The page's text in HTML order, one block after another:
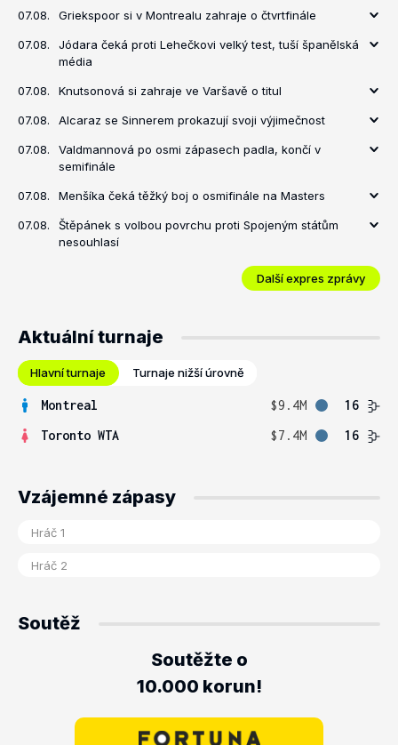
07.08. Griekspoor si v Montrealu zahraje o čtvrtfinále
07.08.
Jódara čeká proti Lehečkovi velký test, tuší španělská
média
07.08. Knutsonová si zahraje ve Varšavě o titul
07.08. Alcaraz se Sinnerem prokazují svoji výjimečnost
07.08.
Valdmannová po osmi zápasech padla, končí v
semifinále
07.08. Menšíka čeká těžký boj o osmifinále na Masters
07.08.
Štěpánek s volbou povrchu proti Spojeným státům
nesouhlasí
Další expres zprávy
Aktuální turnaje
Hlavní turnaje Turnaje nižší úrovně
Montreal $9.4M
16
Toronto WTA
$7.4M 16
Vzájemné zápasy
Soutěž
Soutěžte o
10.000 korun!